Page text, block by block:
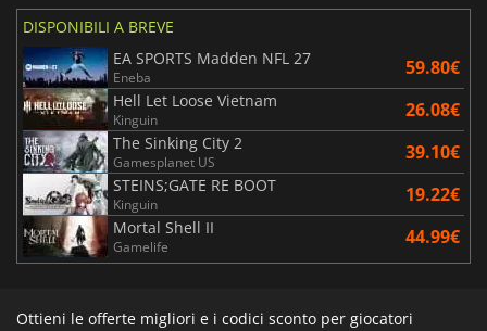
DISPONIBILI A BREVE
EA SPORTS Madden NFL 27
Eneba 59.80€
Hell Let Loose Vietnam
Kinguin 26.08€
The Sinking City 2
Gamesplanet US 39.10€
STEINS;GATE RE BOOT
Kinguin 19.22€
Mortal Shell II
Gamelife 44.99€
Ottieni le offerte migliori e i codici sconto per giocatori